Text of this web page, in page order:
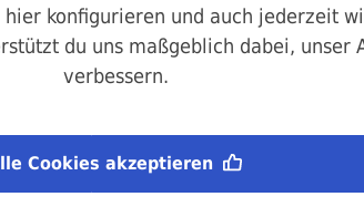
Art.-Nr.
8800960120080
Länge:
Teilgewinde:
konfigurieren und auch jederzeit
du uns maßgeblich dabei, unser
verbessern.
Cookies akzeptieren